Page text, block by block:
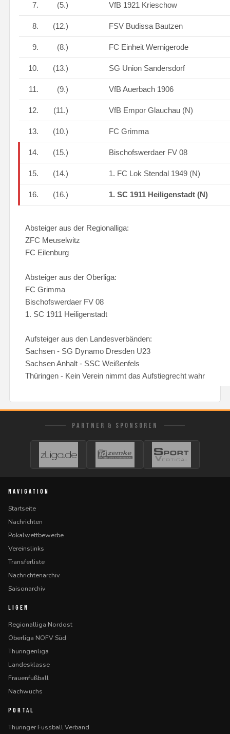
7. (5.) VfB 1921 Krieschow
8. (12.) FSV Budissa Bautzen
9. (8.) FC Einheit Wernigerode
10. (13.) SG Union Sandersdorf
11. (9.) VfB Auerbach 1906
12. (11.) VfB Empor Glauchau (N)
13. (10.) FC Grimma
14. (15.) Bischofswerdaer FV 08
15. (14.) 1. FC Lok Stendal 1949 (N)
16. (16.) 1. SC 1911 Heiligenstadt (N)
Absteiger aus der Regionalliga:
ZFC Meuselwitz
FC Eilenburg
Absteiger aus der Oberliga:
FC Grimma
Bischofswerdaer FV 08
1. SC 1911 Heiligenstadt
Aufsteiger aus den Landesverbänden:
Sachsen - SG Dynamo Dresden U23
Sachsen Anhalt - SSC Weißenfels
Thüringen - Kein Verein nimmt das Aufstiegrecht wahr
PARTNER & SPONSOREN
NAVIGATION
Startseite
Nachrichten
Pokalwettbewerbe
Vereinslinks
Transferliste
Nachrichtenarchiv
Saisonarchiv
LIGEN
Regionalliga Nordost
Oberliga NOFV Süd
Thüringenliga
Landesklasse
Frauenfußball
Nachwuchs
PORTAL
Thüringer Fussball Verband